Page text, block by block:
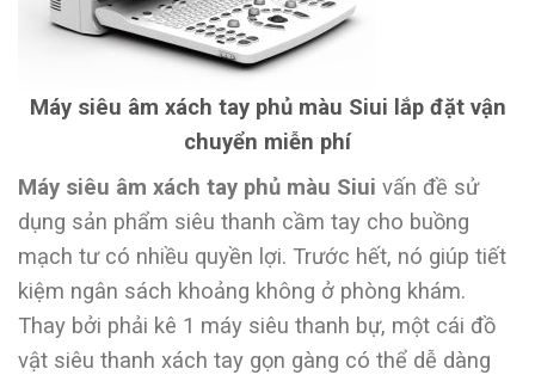
Máy siêu âm xách tay phủ màu Siui lắp đặt vận
chuyển miễn phí
Máy siêu âm xách tay phủ màu Siui vấn đề sử
dụng sản phẩm siêu thanh cầm tay cho buồng
mạch tư có nhiều quyền lợi. Trước hết, nó giúp tiết
kiệm ngân sách khoảng không ở phòng khám.
Thay bởi phải kê 1 máy siêu thanh bự, một cái đồ
vật siêu thanh xách tay gọn gàng có thể dễ dàng